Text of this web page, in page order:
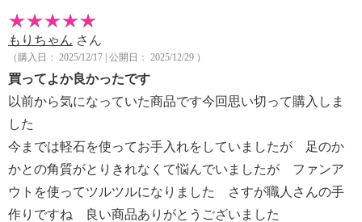
もりちゃん さん
（購入日： 2025/12/17 | 公開日： 2025/12/29 ）
買ってよか良かったです
以前から気になっていた商品です今回思い切って購入しま
した
今までは軽石を使ってお手入れをしていましたが 足のか
かとの角質がとりきれなくて悩んでいましたが ファンア
ウトを使ってツルツルになりました さすが職人さんの手
作りですね 良い商品ありがとうございました